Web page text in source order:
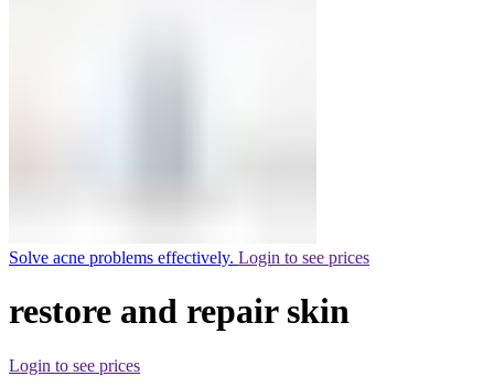
Solve acne problems effectively. Login to see prices
restore and repair skin
Login to see prices